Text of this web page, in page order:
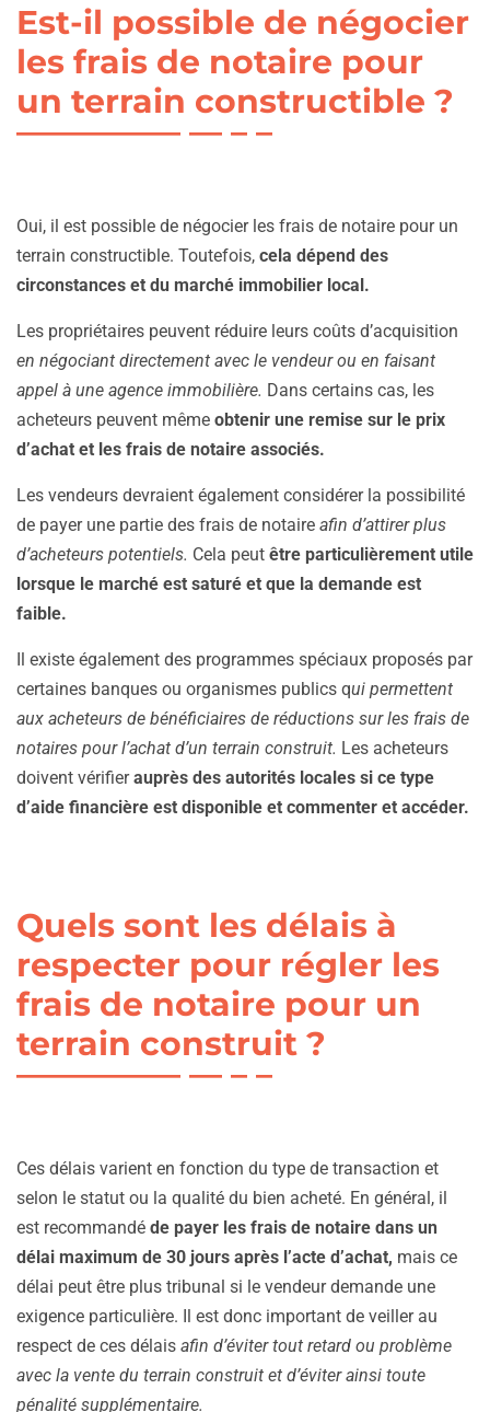
Est-il possible de négocier
les frais de notaire pour
un terrain constructible ?
Oui, il est possible de négocier les frais de notaire pour un
terrain constructible. Toutefois, cela dépend des
circonstances et du marché immobilier local.
Les propriétaires peuvent réduire leurs coûts d’acquisition
en négociant directement avec le vendeur ou en faisant
appel à une agence immobilière. Dans certains cas, les
acheteurs peuvent même obtenir une remise sur le prix
d’achat et les frais de notaire associés.
Les vendeurs devraient également considérer la possibilité
de payer une partie des frais de notaire afin d’attirer plus
d’acheteurs potentiels. Cela peut être particulièrement utile
lorsque le marché est saturé et que la demande est
faible.
Il existe également des programmes spéciaux proposés par
certaines banques ou organismes publics qui permettent
aux acheteurs de bénéficiaires de réductions sur les frais de
notaires pour l’achat d’un terrain construit. Les acheteurs
doivent vérifierauprès des autorités locales si ce type
d’aide financière est disponible et commenter et accéder.
Quels sont les délais à
respecter pour régler les
frais de notaire pour un
terrain construit ?
Ces délais varient en fonction du type de transaction et
selon le statut ou la qualité du bien acheté. En général, il
est recommandé de payer les frais de notaire dans un
délai maximum de 30 jours après l’acte d’achat, mais ce
délai peut être plus tribunal si le vendeur demande une
exigence particulière. Il est donc important de veiller au
respect de ces délais afin d’éviter tout retard ou problème
avec la vente du terrain construit et d’éviter ainsi toute
pénalité supplémentaire.